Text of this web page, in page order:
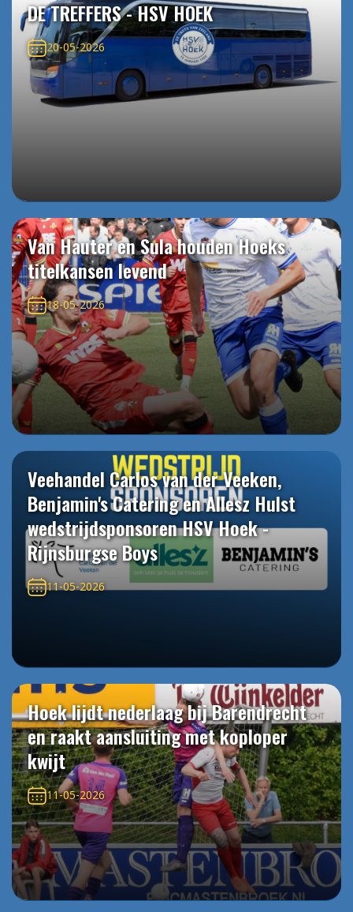
DE TREFFERS - HSV HOEK
20-05-2026
Van Hauter en Sula houden Hoeks
titelkansen levend
18-05-2026
Veehandel Carlos van der Veeken,
Benjamin's Catering en Allesz Hulst
wedstrijdsponsoren HSV Hoek -
Rijnsburgse Boys
11-05-2026
Hoek lijdt nederlaag bij Barendrecht
en raakt aansluiting met koploper
kwijt
11-05-2026